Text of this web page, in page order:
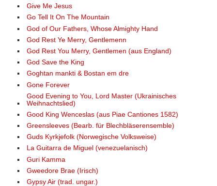
Give Me Jesus
Go Tell It On The Mountain
God of Our Fathers, Whose Almighty Hand
God Rest Ye Merry, Gentlemenn
God Rest You Merry, Gentlemen (aus England)
God Save the King
Goghtan mankti & Bostan em dre
Gone Forever
Good Evening to You, Lord Master (Ukrainisches
Weihnachtslied)
Good King Wenceslas (aus Piae Cantiones 1582)
Greensleeves (Bearb. für Blechbläserensemble)
Guds Kyrkjefolk (Norwegische Volksweise)
La Guitarra de Miguel (venezuelanisch)
Guri Kamma
Gweedore Brae (Irisch)
Gypsy Air (trad. ungar.)